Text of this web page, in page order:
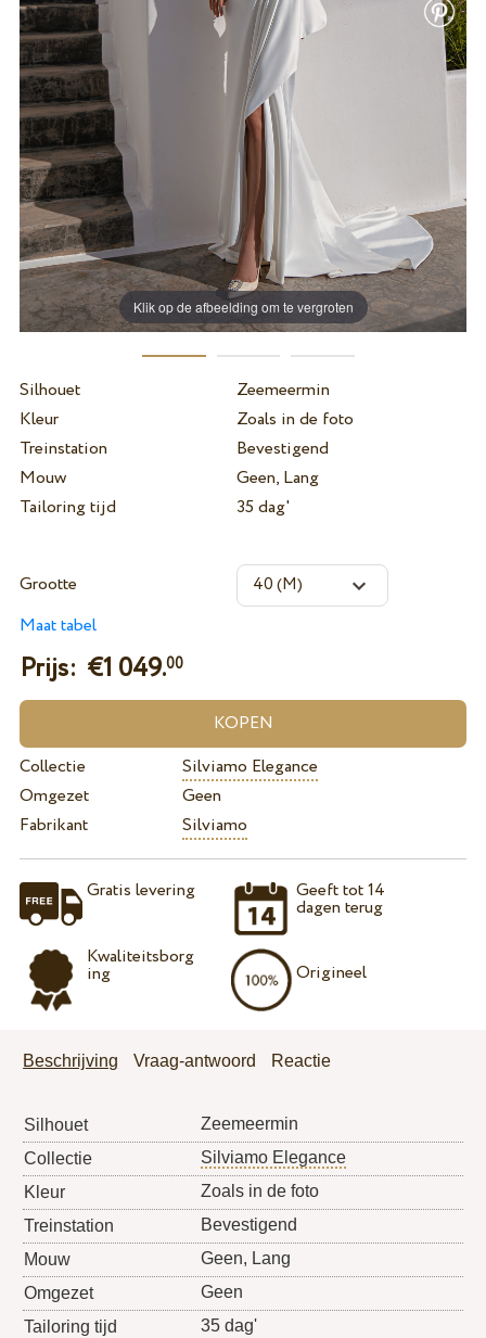
Klik op de afbeelding om te vergroten
Silhouet
Zeemeermin
Kleur
Zoals in de foto
Treinstation
Bevestigend
Mouw
Geen, Lang
Tailoring tijd
35 dag'
Grootte
Maat tabel
Prijs: €1 049.00
Collectie
Silviamo Elegance
Omgezet
Geen
Fabrikant
Silviamo
Gratis levering
Kwaliteitsborg
ing
Geeft tot 14
dagen terug
Origineel
Beschrijving Vraag-antwoord Reactie
Silhouet
Zeemeermin
Collectie
Silviamo Elegance
Kleur
Zoals in de foto
Treinstation
Bevestigend
Mouw
Geen, Lang
Omgezet
Geen
Tailoring tijd
35 dag'